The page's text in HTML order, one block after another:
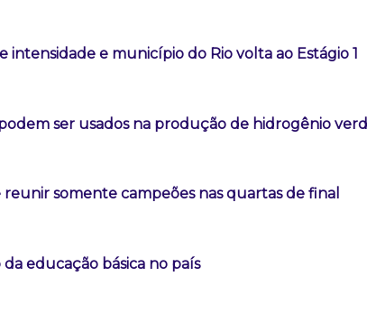
intensidade e município do Rio volta ao Estágio 1
ser usados na produção de hidrogênio
reunir somente campeões nas quartas de final
educação básica no país